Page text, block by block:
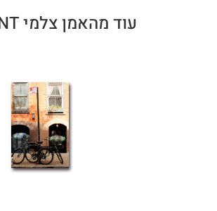
עוד מהאמן צלמי ART2RENT